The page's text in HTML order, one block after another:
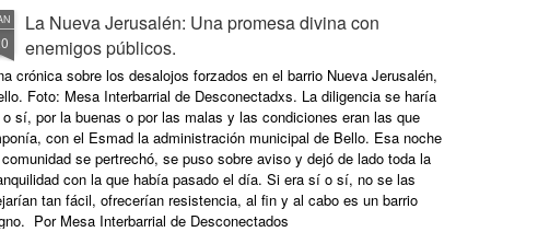
según datos de esa organización[i]. La violencia contra
sociales y comunitarios de izquierda que vienen respaldando los
de paz con la insurgencia, principalmente en las zonas
ha arreciado en meses recientes luego de la firma del acuerdo
de paz con las FARC, el 26 de septiembre de 2016 en Cartagena.
ha terminado el mes de enero de 2017 y ya han sido asesinados
líderes, entre campesinos e indígenas: José Yimer Cartagena,
de Marcha Patriótica en el departamento de Córdoba y
de la Asociación de Campesinos para el Desarrollo del
Sinú, Asodecas; Olmedo Pito García, comunero Nasa del
indígena Huellas de Caloto, integrante de la Coordinación
La Nueva Jerusalén: Una promesa divina con
enemigos públicos.
crónica sobre los desalojos forzados en el barrio Nueva Jerusalén,
Foto: Mesa Interbarrial de Desconectadxs. La diligencia se haría
sí, por la buenas o por las malas y las condiciones eran las que
con el Esmad la administración municipal de Bello. Esa noche
se pertrechó, se puso sobre aviso y dejó de lado toda la
con la que había pasado el día. Si era sí o sí, no se las
tan fácil, ofrecerían resistencia, al fin y al cabo es un barrio
Por Mesa Interbarrial de Desconectados